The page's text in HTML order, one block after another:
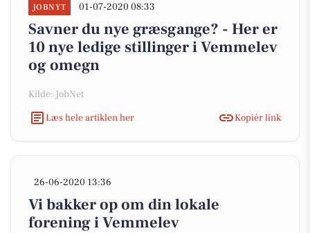
JOBNYT 01-07-2020 08:33
Savner du nye græsgange? - Her er
10 nye ledige stillinger i Vemmelev
og omegn
Kilde: JobNet
Læs hele artiklen her
Kopiér link
26-06-2020 13:36
Vi bakker op om din lokale
forening i Vemmelev